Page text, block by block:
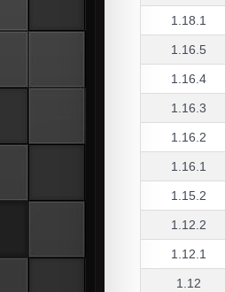
1.18.1
1.16.5
1.16.4
1.16.3
1.16.2
1.16.1
1.15.2
1.12.2
1.12.1
1.12